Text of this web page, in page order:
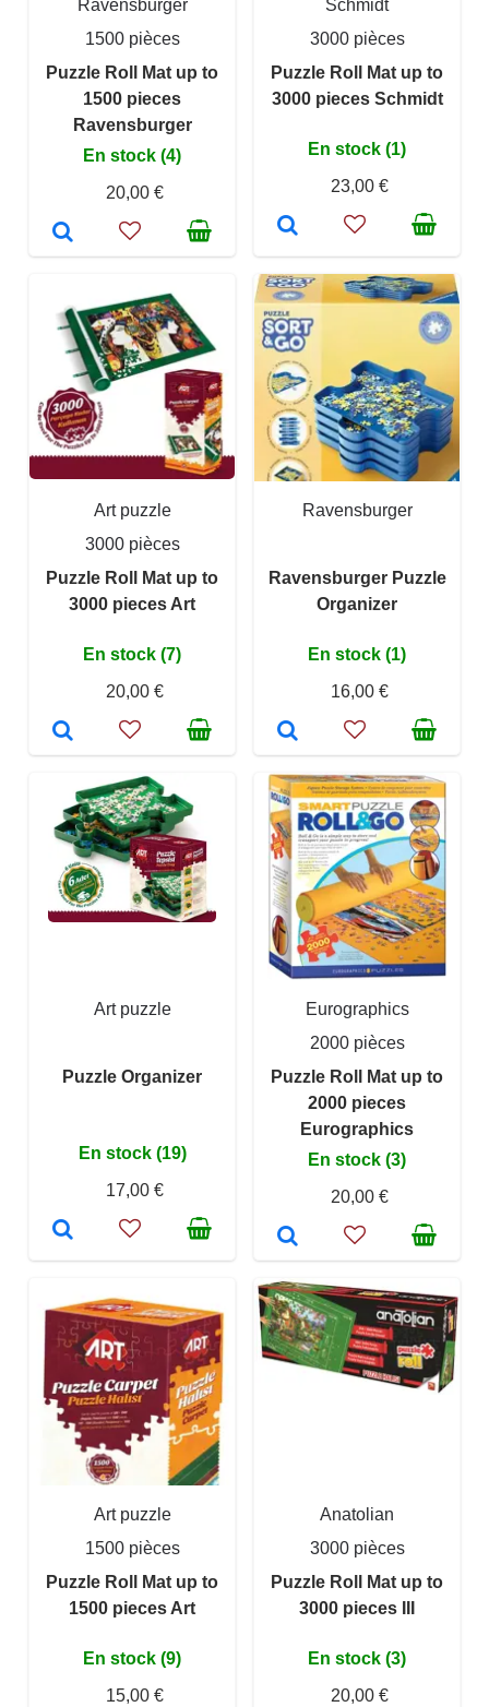
Ravensburger
1500 pièces
Puzzle Roll Mat up to
1500 pieces
Ravensburger
En stock (4)
20,00 €
Schmidt
3000 pièces
Puzzle Roll Mat up to
3000 pieces Schmidt
En stock (1)
23,00 €
Art puzzle
3000 pièces
Puzzle Roll Mat up to
3000 pieces Art
En stock (7)
20,00 €
Ravensburger
Ravensburger Puzzle
Organizer
En stock (1)
16,00 €
Art puzzle
Puzzle Organizer
En stock (19)
17,00 €
Eurographics
2000 pièces
Puzzle Roll Mat up to
2000 pieces
Eurographics
En stock (3)
20,00 €
Art puzzle
1500 pièces
Puzzle Roll Mat up to
1500 pieces Art
En stock (9)
15,00 €
Anatolian
3000 pièces
Puzzle Roll Mat up to
3000 pieces III
En stock (3)
20,00 €